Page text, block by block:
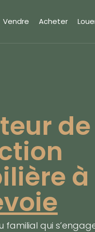
Vendre Acheter
de
à
familial qui